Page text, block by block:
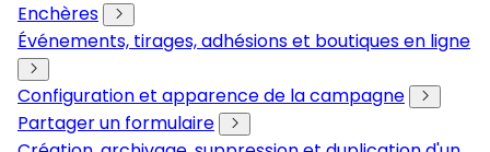
Enchères
Événements, tirages, adhésions et boutiques en ligne
Configuration et apparence de la campagne
Partager un formulaire